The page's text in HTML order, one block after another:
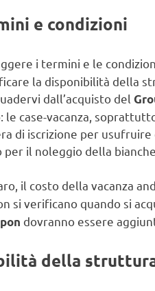
e condizioni
i termini e le
la disponibilità della
dall’acquisto del
le case-vacanza,
di iscrizione per
il noleggio della
il costo della vacanza
si verificano quando si
dovranno essere
della